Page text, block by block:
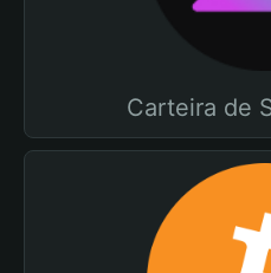
Carteira de